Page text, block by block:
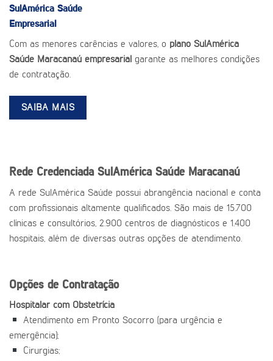
SulAmérica Saúde
Empresarial
Com as menores carências e valores, o plano SulAmérica
Saúde Maracanaú empresarial garante as melhores condições
de contratação.
SAIBA MAIS
Rede Credenciada SulAmérica Saúde Maracanaú
A rede SulAmérica Saúde possui abrangência nacional e conta
com profissionais altamente qualificados. São mais de 15.700
clínicas e consultórios, 2.900 centros de diagnósticos e 1.400
hospitais, além de diversas outras opções de atendimento.
Opções de Contratação
Hospitalar com Obstetrícia
Atendimento em Pronto Socorro (para urgência e
emergência);
Cirurgias;